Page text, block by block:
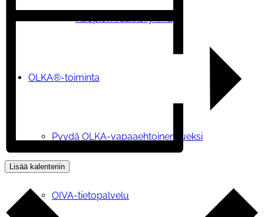
Kuopion Valikkoryhmä
OLKA®-toiminta
Pyydä OLKA-vapaaehtoinen tueksi
OIVA-tietopalvelu
Lisää kalenteriin